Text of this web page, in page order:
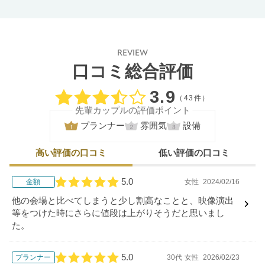
REVIEW
口コミ総合評価
口コミ評価
3.9 （43件）
先輩カップルの評価ポイント
プランナー
雰囲気 設備
高い評価の口コミ 低い評価の口コミ
金額
口コミ評価
5.0 女性 2024/02/16
他の会場と比べてしまうと少し割高なことと、映像演出
等をつけた時にさらに値段は上がりそうだと思いまし
た。
プランナー
口コミ評価
5.0 30代 女性 2026/02/23